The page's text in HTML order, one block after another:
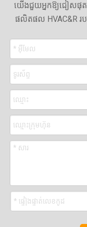
យើងជួយអ្នកឱ្យជៀសផុត
ផលិតផល HVAC&R រប